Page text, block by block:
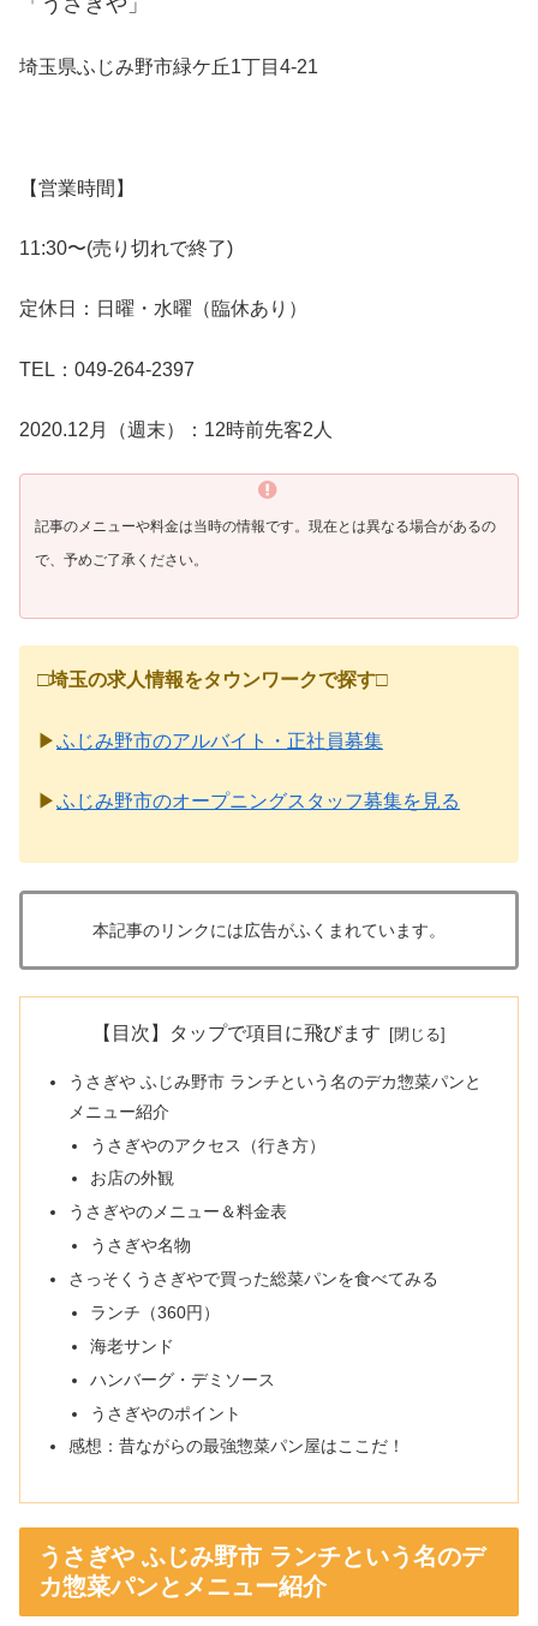
埼玉県ふじみ野市緑ケ丘1丁目4-21
【営業時間】
11:30〜(売り切れで終了)
定休日：日曜・水曜（臨休あり）
TEL：049-264-2397
2020.12月（週末）：12時前先客2人
記事のメニューや料金は当時の情報です。現在とは異なる場合があるの
で、予めご了承ください。
□埼玉の求人情報をタウンワークで探す□
▶ふじみ野市のアルバイト・正社員募集
▶ふじみ野市のオープニングスタッフ募集を見る
本記事のリンクには広告がふくまれています。
【目次】タップで項目に飛びます
うさぎや ふじみ野市 ランチという名のデカ惣菜パンと
メニュー紹介
うさぎやのアクセス（行き方）
お店の外観
うさぎやのメニュー＆料金表
うさぎや名物
さっそくうさぎやで買った総菜パンを食べてみる
ランチ（360円）
海老サンド
ハンバーグ・デミソース
うさぎやのポイント
感想：昔ながらの最強惣菜パン屋はここだ！
うさぎや ふじみ野市 ランチという名のデ
カ惣菜パンとメニュー紹介